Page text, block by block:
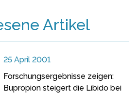
Artikel
25 April 2001
Forschungsergebnisse zeigen:
Bupropion steigert die Libido bei